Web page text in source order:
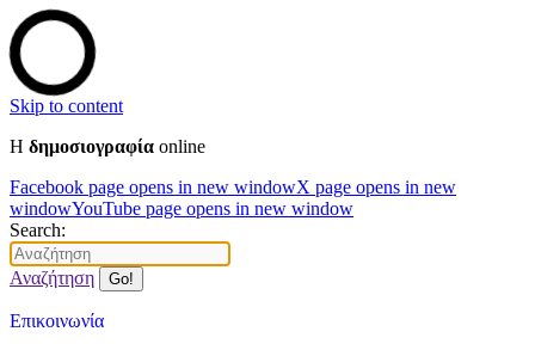
Skip to content
Η δημοσιογραφία online
Facebook page opens in new windowX page opens in new
windowYouTube page opens in new window
Search:
Αναζήτηση
Επικοινωνία